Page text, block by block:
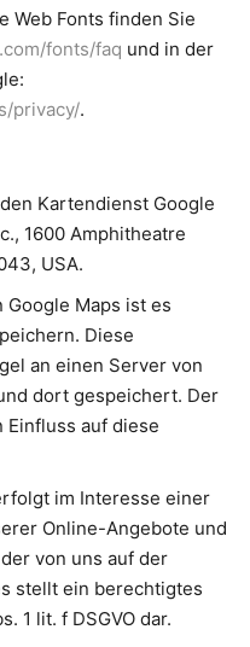
Web Fonts finden Sie
fonts/faq und in der
privacy/.
Kartendienst Google
1600 Amphitheatre
USA.
Maps ist es
Diese
an einen Server von
dort gespeichert. Der
auf diese
im Interesse einer
Online-Angebote und
von uns auf der
stellt ein berechtigtes
1 lit. f DSGVO dar.